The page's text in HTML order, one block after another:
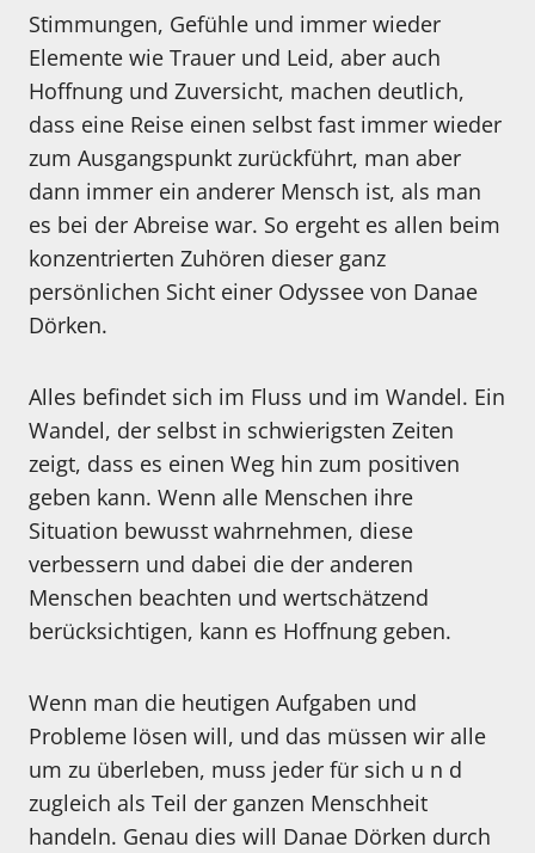
Stimmungen, Gefühle und immer wieder
Elemente wie Trauer und Leid, aber auch
Hoffnung und Zuversicht, machen deutlich,
dass eine Reise einen selbst fast immer wieder
zum Ausgangspunkt zurückführt, man aber
dann immer ein anderer Mensch ist, als man
es bei der Abreise war. So ergeht es allen beim
konzentrierten Zuhören dieser ganz
persönlichen Sicht einer Odyssee von Danae
Dörken.
Alles befindet sich im Fluss und im Wandel. Ein
Wandel, der selbst in schwierigsten Zeiten
zeigt, dass es einen Weg hin zum positiven
geben kann. Wenn alle Menschen ihre
Situation bewusst wahrnehmen, diese
verbessern und dabei die der anderen
Menschen beachten und wertschätzend
berücksichtigen, kann es Hoffnung geben.
Wenn man die heutigen Aufgaben und
Probleme lösen will, und das müssen wir alle
um zu überleben, muss jeder für sich u n d
zugleich als Teil der ganzen Menschheit
handeln. Genau dies will Danae Dörken durch